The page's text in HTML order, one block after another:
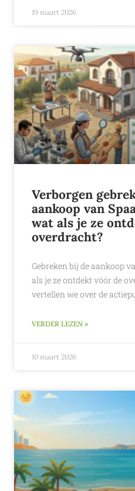
19 maart 2026
Verborgen
aankoop van
wat als je ze
overdracht?
Gebreken bij de aankoop
als je ze ontdekt vóór de
vertellen we over de
VERDER LEZEN »
10 maart 2026